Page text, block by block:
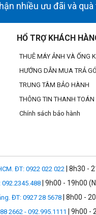
Trang bị khóa an toàn
nhiều ưu đãi và
HỔ TRỢ KHÁCH
THUÊ MÁY ẢNH VÀ ỐNG
HƯỚNG DẪN MUA TRẢ
TRUNG TÂM BẢO HÀNH
THÔNG TIN THANH TOÁN
Chính sách bảo hành
ĐT: 0922 022 022 | 8h30 -
092.2345.488 | 9h00 - 19h00
ĐT: 0927 28 5678 | 8h00 -
2662 - 092.995.1111 | 9h00 -